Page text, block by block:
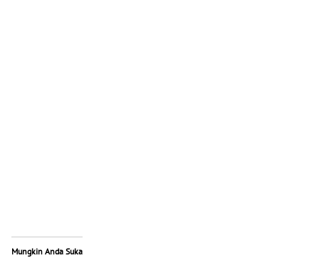
Mungkin Anda Suka